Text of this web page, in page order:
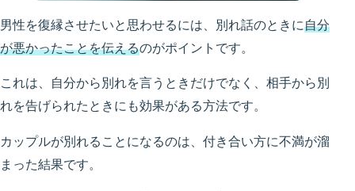
男性を復縁させたいと思わせるには、別れ話のときに自分
が悪かったことを伝えるのがポイントです。
これは、自分から別れを言うときだけでなく、相手から別
れを告げられたときにも効果がある方法です。
カップルが別れることになるのは、付き合い方に不満が溜
まった結果です。